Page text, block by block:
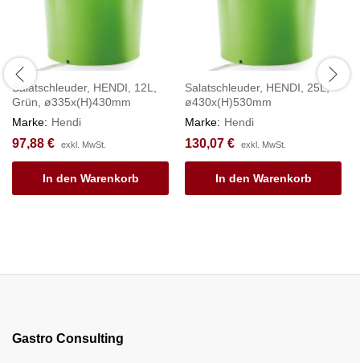
Salatschleuder, HENDI, 12L,
Grün, ø335x(H)430mm
Marke: Hendi
97,88 € exkl. MwSt.
In den Warenkorb
Salatschleuder, HENDI, 25L,
ø430x(H)530mm
Marke: Hendi
130,07 € exkl. MwSt.
In den Warenkorb
Gastro Consulting